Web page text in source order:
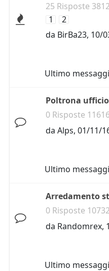
25 Risposte
1
2
da BirBa23, 10/
Ultimo
Poltrona ufficio
0 Risposte
da Alps, 01/11/
Ultimo
Arredamento
0 Risposte
da Randomrex,
Ultimo